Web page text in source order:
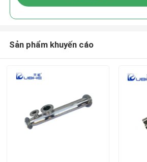
Sản phẩm khuyến cáo